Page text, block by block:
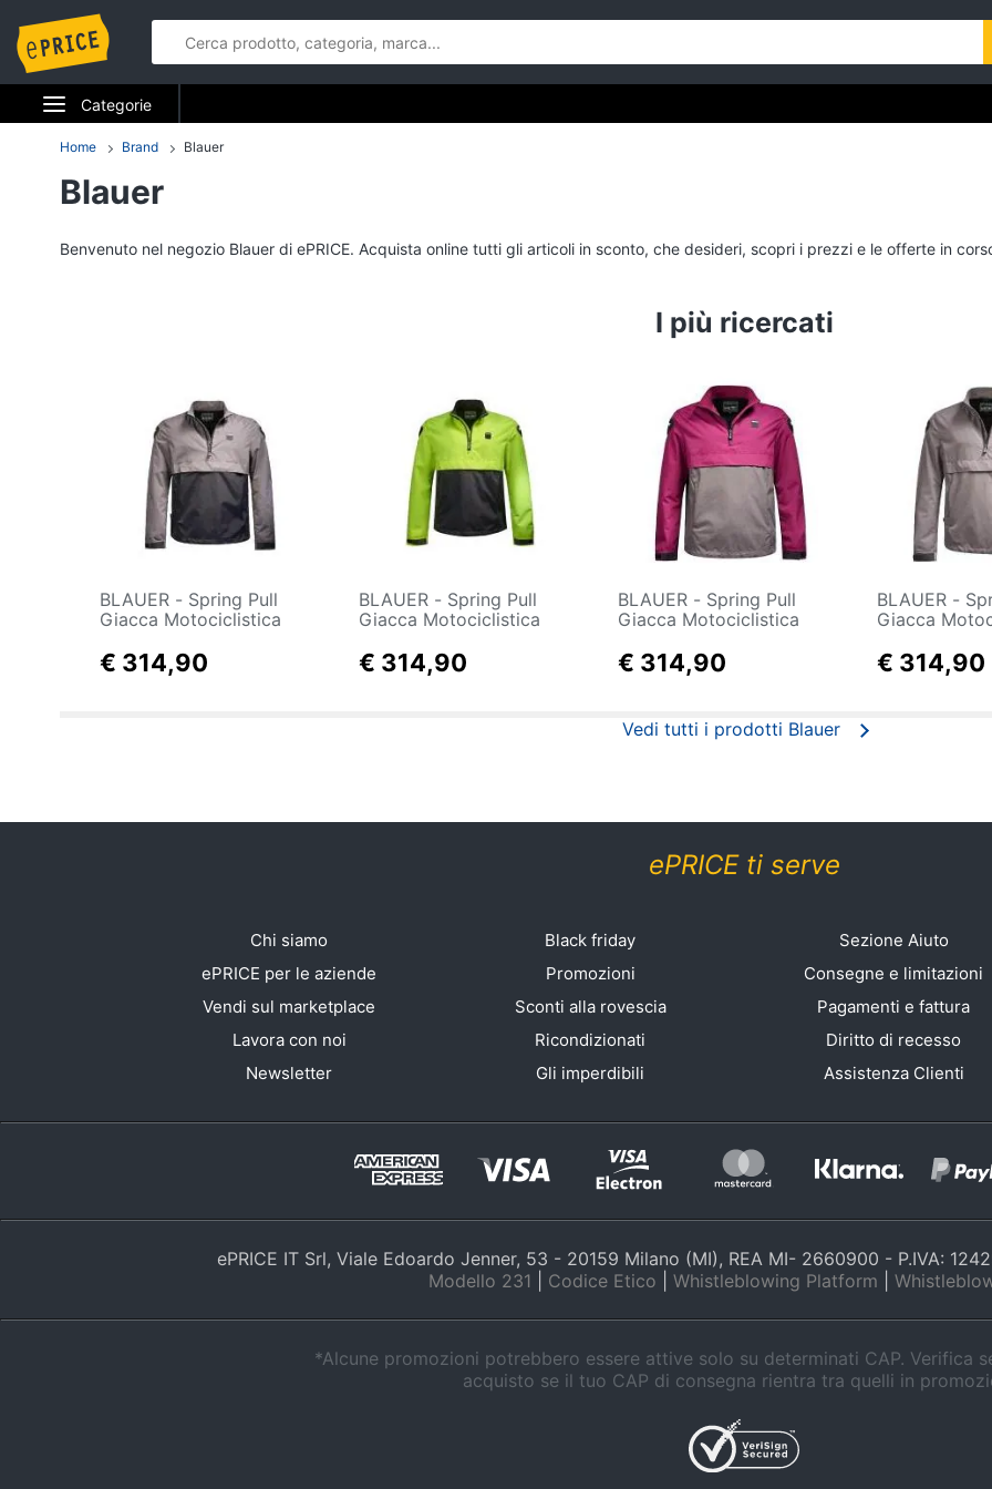
Categorie
Elettrodomestici
Informatica
Telefonia
Audio e musica
Brico e Giardinaggio
Home Brand Blauer
Blauer
Benvenuto nel negozio Blauer di ePRICE. Acquista online tutti gli articoli in sconto, che desideri, scopri i prezzi e le offerte in
I più ricercati
BLAUER - Spring Pull
Giacca Motociclistica
Protezioni Per Spalla E
Gomiti Grigio Blu
€ 314,90
BLAUER - Spring Pull
Giacca Motociclistica
Protezioni Per Spalla E
Gomiti Giallo Blu
€ 314,90
BLAUER - Spring Pull
Giacca Motociclistica
Protezioni Per Spalla E
Gomiti Fucsia Blu
€ 314,90
BLAUER - Spring Pull
Giacca
Protezioni
Gomiti Grigio
€ 314,90
Vedi tutti i prodotti Blauer
ePRICE ti serve
Chi siamo
ePRICE per le aziende
Vendi sul marketplace
Lavora con noi
Newsletter
Black friday
Promozioni
Sconti alla rovescia
Ricondizionati
Gli imperdibili
Sezione Aiuto
Consegne e limitazioni
Pagamenti e fattura
Diritto di recesso
Assistenza Clienti
ePRICE IT Srl, Viale Edoardo Jenner, 53 - 20159 Milano (MI), REA MI- 2660900 - P.IVA:
Modello 231
Codice Etico Whistleblowing Platform
*Alcune promozioni potrebbero essere attive solo su determinati CAP. Verifica
acquisto se il tuo CAP di consegna rientra tra quelli in